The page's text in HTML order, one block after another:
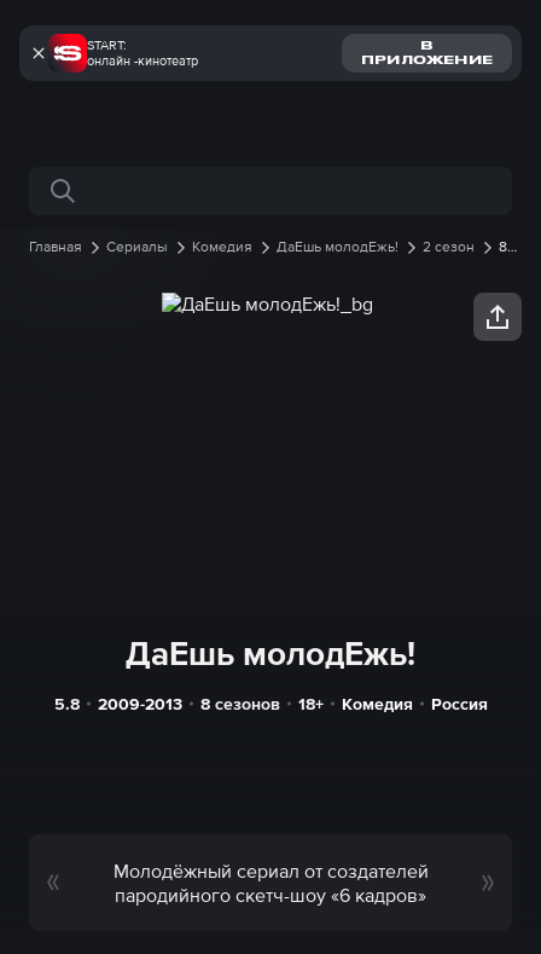
START:
онлайн -кинотеатр
В
ПРИЛОЖЕНИЕ
Поиск по сайту
Главная Сериалы Комедия ДаЕшь молодЕжь! 2 сезон
8
ДаЕшь молодЕжь!
5.8 2009-2013 8 сезонов 18+ Комедия Россия
Молодёжный сериал от создателей
пародийного скетч-шоу «6 кадров»